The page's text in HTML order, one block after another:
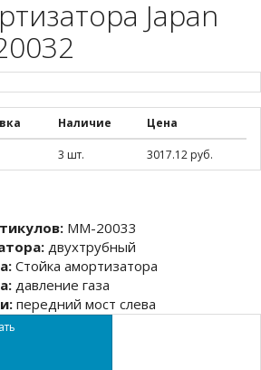
Japan
Наличие Цена
3 шт. 3017.12 руб.
MM-20033
двухтрубный
Стойка амортизатора
давление газа
передний мост слева